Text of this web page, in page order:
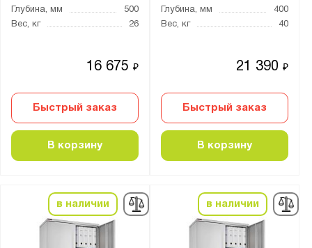
Глубина, мм
500
Вес, кг
26
16 675₽
Быстрый заказ
В корзину
Глубина, мм
400
Вес, кг
40
21 390₽
Быстрый заказ
В корзину
в наличии в наличии
4
Количество секций:
2
Тип дверцы:
Купе
Распашная